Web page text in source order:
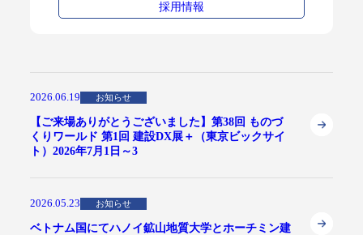
採用情報
2026.06.19 お知らせ
【ご来場ありがとうございました】第38回 ものづ
くりワールド 第1回 建設DX展＋（東京ビックサイ
ト）2026年7月1日～3
2026.05.23 お知らせ
ベトナム国にてハノイ鉱山地質大学とホーチミン建